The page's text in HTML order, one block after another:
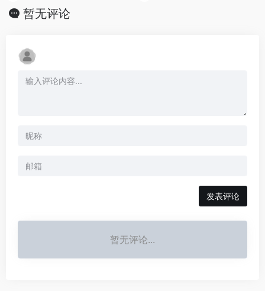
暂无评论
发表评论
暂无评论...